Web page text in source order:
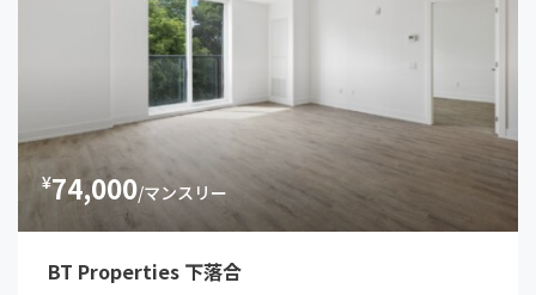
¥74,000/マンスリー
BT Properties 下落合